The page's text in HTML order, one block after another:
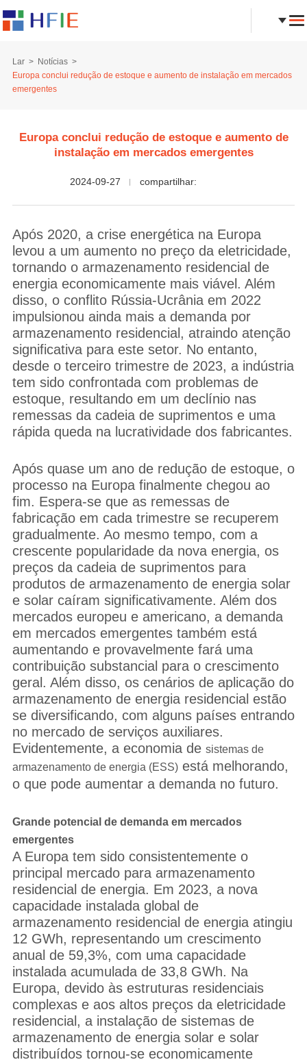
Lar
Notícias
Europa conclui redução de estoque e aumento de instalação em mercados
emergentes
Europa conclui redução de estoque e aumento de
instalação em mercados emergentes
2024-09-27 compartilhar:
Após 2020, a crise energética na Europa
levou a um aumento no preço da eletricidade,
tornando o armazenamento residencial de
energia economicamente mais viável. Além
disso, o conflito Rússia-Ucrânia em 2022
impulsionou ainda mais a demanda por
armazenamento residencial, atraindo atenção
significativa para este setor. No entanto,
desde o terceiro trimestre de 2023, a indústria
tem sido confrontada com problemas de
estoque, resultando em um declínio nas
remessas da cadeia de suprimentos e uma
rápida queda na lucratividade dos fabricantes.
Após quase um ano de redução de estoque, o
processo na Europa finalmente chegou ao
fim. Espera-se que as remessas de
fabricação em cada trimestre se recuperem
gradualmente. Ao mesmo tempo, com a
crescente popularidade da nova energia, os
preços da cadeia de suprimentos para
produtos de armazenamento de energia solar
e solar caíram significativamente. Além dos
mercados europeu e americano, a demanda
em mercados emergentes também está
aumentando e provavelmente fará uma
contribuição substancial para o crescimento
geral. Além disso, os cenários de aplicação do
armazenamento de energia residencial estão
se diversificando, com alguns países entrando
no mercado de serviços auxiliares.
Evidentemente, a economia de sistemas de
armazenamento de energia (ESS)está melhorando,
o que pode aumentar a demanda no futuro.
Grande potencial de demanda em mercados
emergentes
A Europa tem sido consistentemente o
principal mercado para armazenamento
residencial de energia. Em 2023, a nova
capacidade instalada global de
armazenamento residencial de energia atingiu
12 GWh, representando um crescimento
anual de 59,3%, com uma capacidade
instalada acumulada de 33,8 GWh. Na
Europa, devido às estruturas residenciais
complexas e aos altos preços da eletricidade
residencial, a instalação de sistemas de
armazenamento de energia solar e solar
distribuídos tornou-se economicamente